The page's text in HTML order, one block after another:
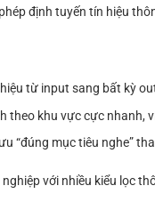
định tuyến tín hiệu
từ input sang bất kỳ
theo khu vực cực nhanh,
“đúng mục tiêu nghe”
với nhiều kiểu lọc